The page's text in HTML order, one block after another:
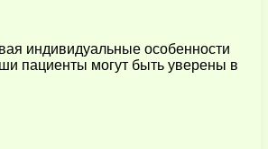
индивидуальные особенности
пациенты могут быть уверены в